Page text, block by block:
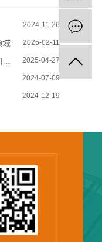
2024-11-26
域 2025-02-11
2025-04-27
2024-07-09
2024-12-19